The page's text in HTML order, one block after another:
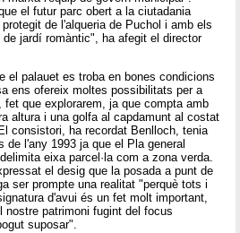
el futur parc obert a la ciutadania
de l'alqueria de Puchol i amb els
jardí romàntic", ha afegit el director
el palauet es troba en bones condicions
ens ofereix moltes possibilitats per a
que explorarem, ja que compta amb
altura i una golfa al capdamunt al costat
consistori, ha recordat Benlloch, tenia
de l'any 1993 ja que el Pla general
eixa parcel·la com a zona verda.
el desig que la posada a punt de
ser prompte una realitat "perquè tots i
d'avui és un fet molt important,
nostre patrimoni fugint del focus
suposar".